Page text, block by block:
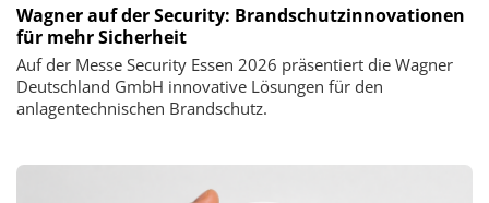
Wagner auf der Security: Brandschutzinnovationen
für mehr Sicherheit
Auf der Messe Security Essen 2026 präsentiert die Wagner
Deutschland GmbH innovative Lösungen für den
anlagentechnischen Brandschutz.